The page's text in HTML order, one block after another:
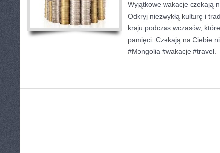
Wyjątkowe wakacje czekają
Odkryj niezwykłą kulturę i
kraju podczas wczasów,
pamięci. Czekają na Ciebie
#Mongolia #wakacje #travel.